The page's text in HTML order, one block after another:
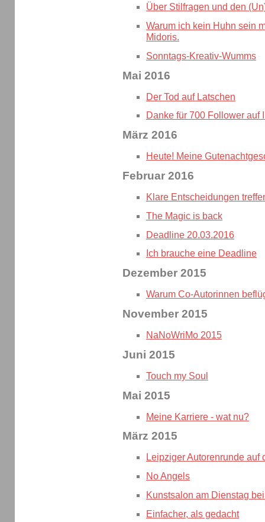
Über Stilfragen und den
Warum ich kein Huhn sein
Midoris.
Sonntags-Kreativ-Wumms
Mai 2016
Der Tod auf Latschen
Danke für 700 Follower auf
März 2016
Heute! Meine
Februar 2016
Klare Entscheidungen
The Magic is back
Deadline 20.03.2016
Ich brauche eine Deadline
Dezember 2015
Warum Co-Autorinnen
November 2015
NaNoWriMo 2015
Juni 2015
Touch my Soul
Mai 2015
Meine Karriere - wat nu?
März 2015
Leipziger Autorenrunde auf
No Angels
Kunstsalon am Dienstag
Einfacher, als gedacht